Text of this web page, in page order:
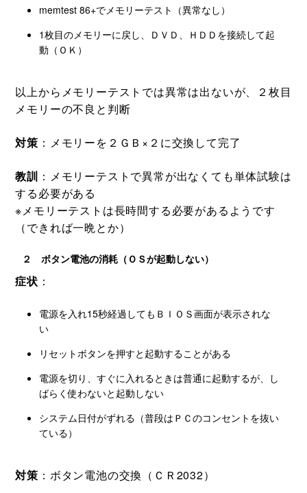
memtest 86+でメモリーテスト（異常なし）
1枚目のメモリーに戻し、ＤＶＤ、ＨＤＤを接続して起
動（ＯＫ）
以上からメモリーテストでは異常は出ないが、２枚目
メモリーの不良と判断
対策 ：メモリーを２ＧＢ×２に交換して完了
教訓 ：メモリーテストで異常が出なくても単体試験は
する必要がある
※メモリーテストは長時間する必要があるようです
（できれば一晩とか）
２ ボタン電池の消耗（ＯＳが起動しない）
症状 ：
電源を入れ15秒経過してもＢＩＯＳ画面が表示されな
い
リセットボタンを押すと起動することがある
電源を切り、すぐに入れるときは普通に起動するが、し
ばらく使わないと起動しない
システム日付がずれる（普段はＰＣのコンセントを抜い
ている）
対策 ：ボタン電池の交換（ＣＲ2032）